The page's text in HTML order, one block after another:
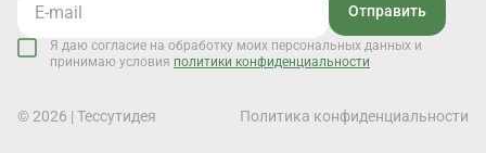
Отправить
Я даю согласие на обработку моих персональных данных и
принимаю условия политики конфиденциальности
© 2026 | Тессутидея Политика конфиденциальности